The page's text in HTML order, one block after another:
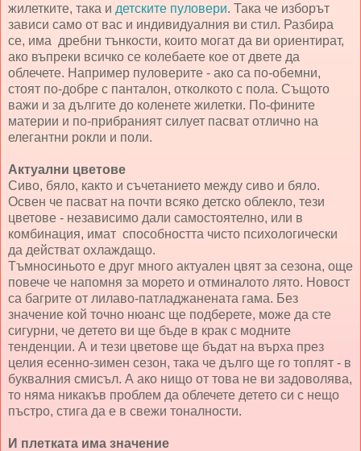
жилетките, така и детските пуловери. Така че изборът
зависи само от вас и индивидуалния ви стил. Разбира
се, има дребни тънкости, които могат да ви ориентират,
ако въпреки всичко се колебаете кое от двете да
облечете. Например пуловерите - ако са по-обемни,
стоят по-добре с панталон, отколкото с пола. Същото
важи и за дългите до коленете жилетки. По-фините
материи и по-прибраният силует пасват отлично на
елегантни рокли и поли.
Актуални цветове
Сиво, бяло, както и съчетанието между сиво и бяло.
Освен че пасват на почти всяко детско облекло, тези
цветове - независимо дали самостоятелно, или в
комбинация, имат способността чисто психологически
да действат охлаждащо.
Тъмносиньото е друг много актуален цвят за сезона, още
повече че напомня за морето и отминалото лято. Новост
са багрите от лилаво-патладжанената гама. Без
значение кой точно нюанс ще подберете, може да сте
сигурни, че детето ви ще бъде в крак с модните
тенденции. А и тези цветове ще бъдат на върха през
целия есенно-зимен сезон, така че дълго ще го топлят - в
буквалния смисъл. А ако нищо от това не ви задоволява,
то няма никакъв проблем да облечете детето си с нещо
пъстро, стига да е в свежи тоналности.
И плетката има значение